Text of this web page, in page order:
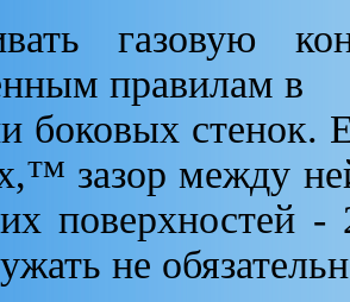
газовую
правилам в
боковых стенок.
зазор между
поверхностей
не